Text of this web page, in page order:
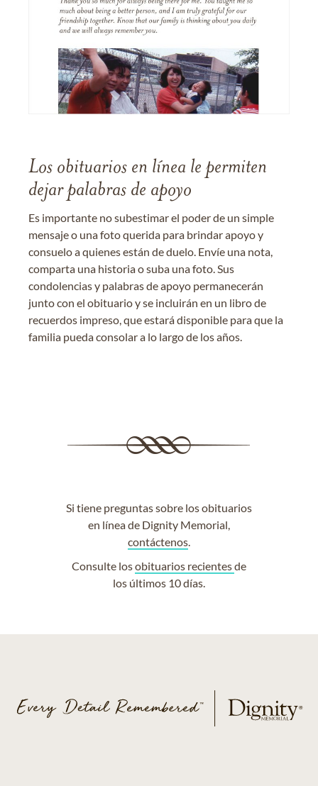
Los obituarios en línea le permiten
dejar palabras de apoyo
Es importante no subestimar el poder de un simple
mensaje o una foto querida para brindar apoyo y
consuelo a quienes están de duelo. Envíe una nota,
comparta una historia o suba una foto. Sus
condolencias y palabras de apoyo permanecerán
junto con el obituario y se incluirán en un libro de
recuerdos impreso, que estará disponible para que la
familia pueda consolar a lo largo de los años.
Si tiene preguntas sobre los obituarios
en línea de Dignity Memorial,
contáctenos.
Consulte losobituarios recientesde
los últimos 10 días.